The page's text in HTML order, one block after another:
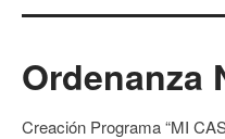
Ordenanza
Creación Programa “MI